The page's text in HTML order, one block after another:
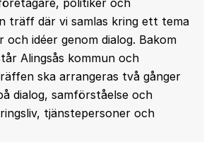
träff där vi samlas kring ett tema
idéer genom dialog. Bakom
Alingsås kommun och
ska arrangeras två gånger
dialog, samförståelse och
tjänstepersoner och